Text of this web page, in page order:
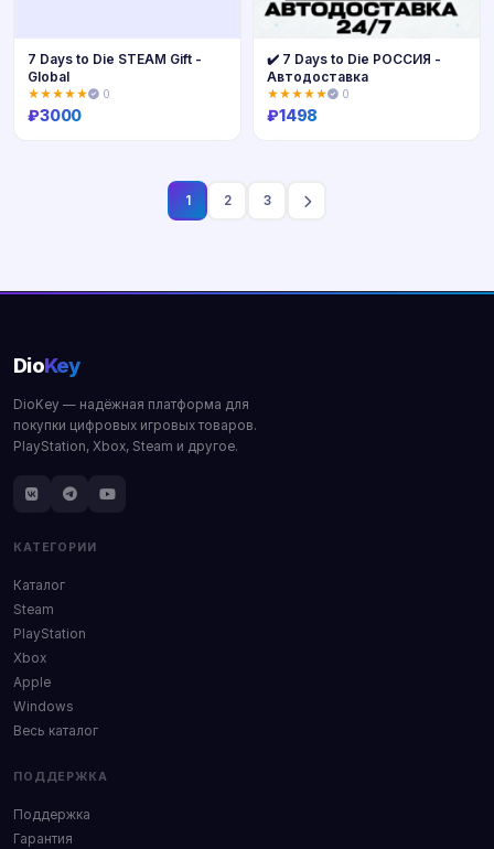
7 Days to Die STEAM Gift -
Global
★★★★★ 0
₽3000
✔️ 7 Days to Die РОССИЯ -
Автодоставка
★★★★★ 0
₽1498
1 2 3
DioKey
DioKey — надёжная платформа для
покупки цифровых игровых товаров.
PlayStation, Xbox, Steam и другое.
КАТЕГОРИИ
Каталог
Steam
PlayStation
Xbox
Apple
Windows
Весь каталог
ПОДДЕРЖКА
Поддержка
Гарантия